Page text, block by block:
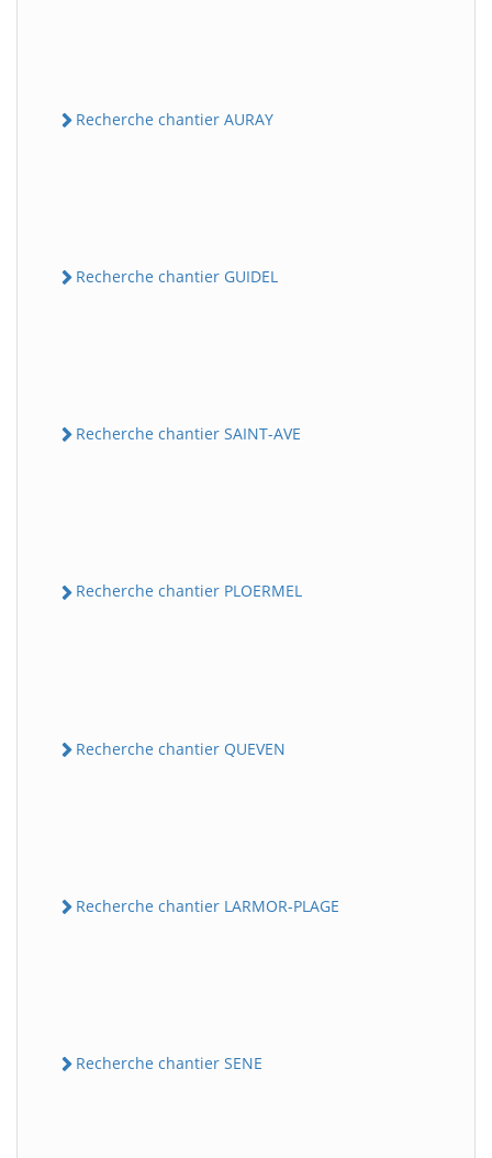
Recherche chantier AURAY
Recherche chantier GUIDEL
Recherche chantier SAINT-AVE
Recherche chantier PLOERMEL
Recherche chantier QUEVEN
Recherche chantier LARMOR-PLAGE
Recherche chantier SENE